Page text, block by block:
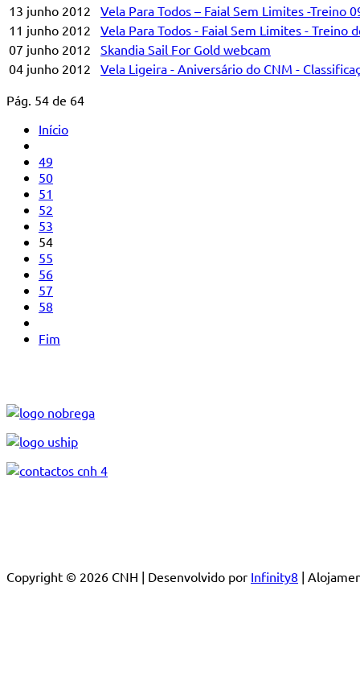
13 junho 2012
Vela Para Todos – Faial Sem Limites -Treino
11 junho 2012
Vela Para Todos - Faial Sem Limites - Treino
07 junho 2012
Skandia Sail For Gold webcam
04 junho 2012
Vela Ligeira - Aniversário do CNM -
Pág. 54 de 64
Início
49
50
51
52
53
54
55
56
57
58
Fim
Copyright © 2026 CNH | Desenvolvido por Infinity8 |